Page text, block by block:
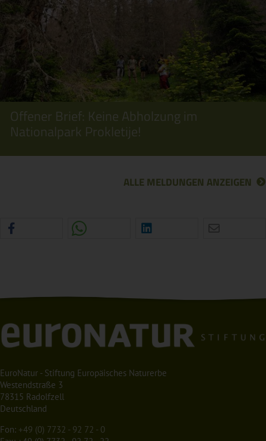
Offener Brief: Keine Abholzung im
Nationalpark Prokletije!
ALLE MELDUNGEN ANZEIGEN
EuroNatur - Stiftung Europäisches Naturerbe
Westendstraße 3
78315 Radolfzell
Deutschland
Fon: +49 (0) 7732 - 92 72 - 0